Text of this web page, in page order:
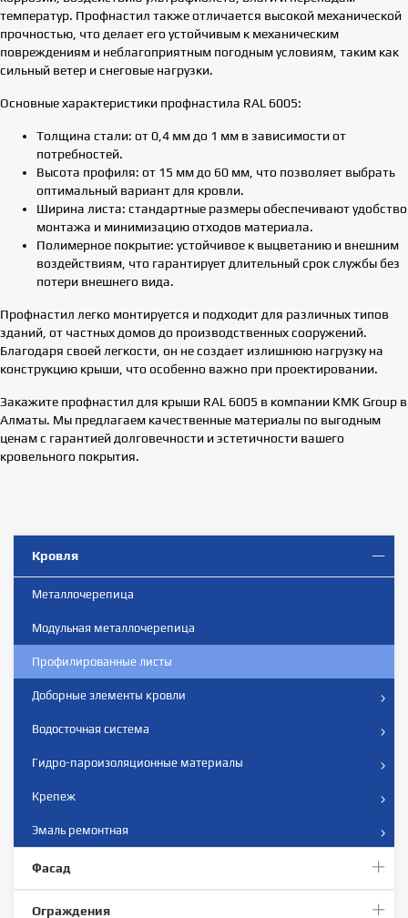
Кровля
Металлочерепица
Модульная металлочерепица
Профилированные листы
Доборные элементы кровли
Водосточная система
Гидро-пароизоляционные материалы
Крепеж
Эмаль ремонтная
Фасад
Ограждения
температур. Профнастил также отличается высокой механической
прочностью, что делает его устойчивым к механическим
повреждениям и неблагоприятным погодным условиям, таким как
сильный ветер и снеговые нагрузки.
Основные характеристики профнастила RAL 6005:
Толщина стали: от 0,4 мм до 1 мм в зависимости от
потребностей.
Высота профиля: от 15 мм до 60 мм, что позволяет выбрать
оптимальный вариант для кровли.
Ширина листа: стандартные размеры обеспечивают удобство
монтажа и минимизацию отходов материала.
Полимерное покрытие: устойчивое к выцветанию и внешним
воздействиям, что гарантирует длительный срок службы без
потери внешнего вида.
Профнастил легко монтируется и подходит для различных типов
зданий, от частных домов до производственных сооружений.
Благодаря своей легкости, он не создает излишнюю нагрузку на
конструкцию крыши, что особенно важно при проектировании.
Закажите профнастил для крыши RAL 6005 в компании KMK Group в
Алматы. Мы предлагаем качественные материалы по выгодным
ценам с гарантией долговечности и эстетичности вашего
кровельного покрытия.